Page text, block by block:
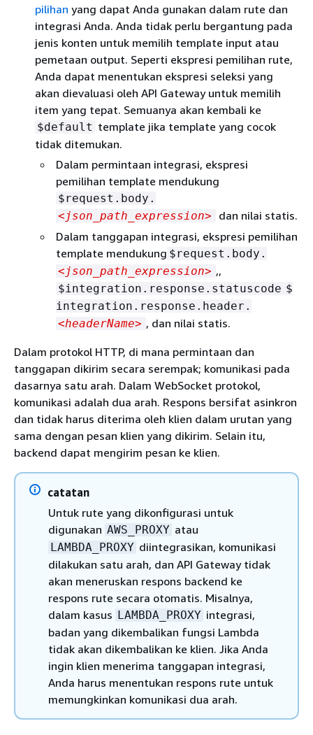
pilihan yang dapat Anda gunakan dalam rute dan
integrasi Anda. Anda tidak perlu bergantung pada
jenis konten untuk memilih template input atau
pemetaan output. Seperti ekspresi pemilihan rute,
Anda dapat menentukan ekspresi seleksi yang
akan dievaluasi oleh API Gateway untuk memilih
item yang tepat. Semuanya akan kembali ke
$default template jika template yang cocok
tidak ditemukan.
Dalam permintaan integrasi, ekspresi
pemilihan template mendukung
$request.body.
<json_path_expression>
dan nilai statis.
Dalam tanggapan integrasi, ekspresi pemilihan
template mendukung $request.body.
<json_path_expression> ,,
$integration.response.statuscode $
integration.response.header.
<headerName> , dan nilai statis.
Dalam protokol HTTP, di mana permintaan dan
tanggapan dikirim secara serempak; komunikasi pada
dasarnya satu arah. Dalam WebSocket protokol,
komunikasi adalah dua arah. Respons bersifat asinkron
dan tidak harus diterima oleh klien dalam urutan yang
sama dengan pesan klien yang dikirim. Selain itu,
backend dapat mengirim pesan ke klien.
catatan
Untuk rute yang dikonfigurasi untuk
digunakan AWS_PROXY atau
LAMBDA_PROXY diintegrasikan, komunikasi
dilakukan satu arah, dan API Gateway tidak
akan meneruskan respons backend ke
respons rute secara otomatis. Misalnya,
dalam kasus LAMBDA_PROXY integrasi,
badan yang dikembalikan fungsi Lambda
tidak akan dikembalikan ke klien. Jika Anda
ingin klien menerima tanggapan integrasi,
Anda harus menentukan respons rute untuk
memungkinkan komunikasi dua arah.